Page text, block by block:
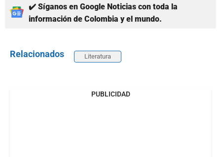
✔️ Síganos en Google Noticias con toda la
información de Colombia y el mundo.
Relacionados Literatura
PUBLICIDAD